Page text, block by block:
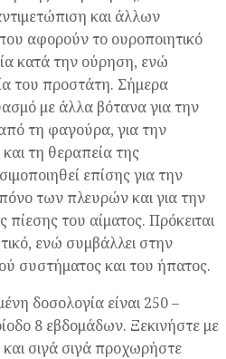
και άλλων
αφορούν το ουροποιητικό
κατά την ούρηση, ενώ
του προστάτη. Σήμερα
με άλλα βότανα για την
τη φαγούρα, για την
τη θεραπεία της
επίσης για την
των πλευρών και για την
του αίματος. Πρόκειται
ενώ συμβάλλει στην
συστήματος και του ήπατος.
δοσολογία είναι 250 –
8 εβδομάδων. Ξεκινήστε με
σιγά σιγά προχωρήστε